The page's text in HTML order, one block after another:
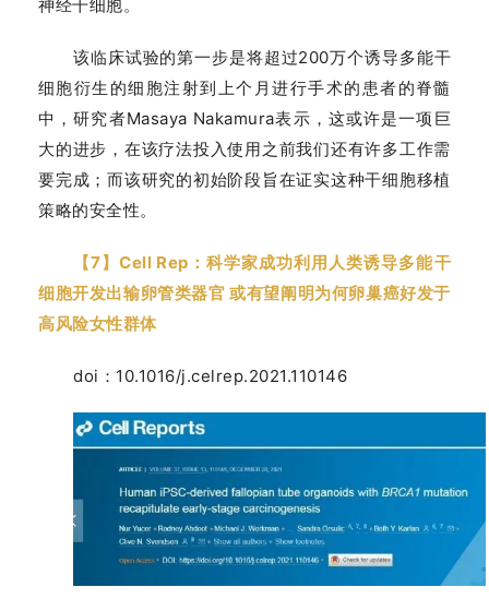
再
学
临
床
登录
神经干细胞。
该临床试验的第一步是将超过200万个诱导多能干
细胞衍生的细胞注射到上个月进行手术的患者的脊髓
中，研究者Masaya Nakamura表示，这或许是一项巨
大的进步，在该疗法投入使用之前我们还有许多工作需
要完成；而该研究的初始阶段旨在证实这种干细胞移植
策略的安全性。
【7】Cell Rep：科学家成功利用人类诱导多能干
细胞开发出输卵管类器官 或有望阐明为何卵巢癌好发于
高风险女性群体
doi：10.1016/j.celrep.2021.110146